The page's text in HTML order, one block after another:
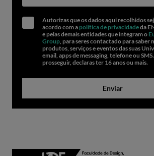
Autorizas que os dados aqui recolhidos
acordo com a política de privacidadeda
e pelas demais entidades que integram o
Group , para seres contactado para saber
produtos, serviços e eventos das suas
email, apps de messaging, telefone ou
prosseguir, declaras ter 16 anos ou mais.
Enviar